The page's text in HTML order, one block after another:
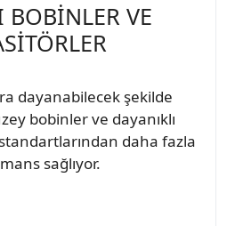
VE
dayanabilecek şekilde
bobinler ve dayanıklı
daha fazla
sağlıyor.